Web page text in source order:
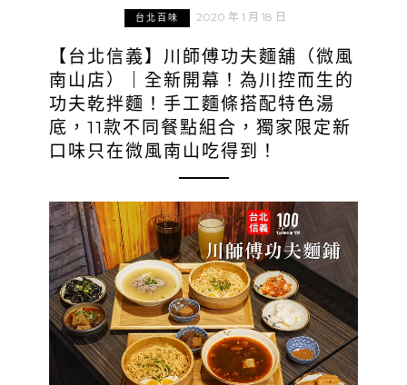
台北百味 2020 年 1 月 18 日
【台北信義】川師傅功夫麵舖（微風
南山店）｜全新開幕！為川控而生的
功夫乾拌麵！手工麵條搭配特色湯
底，11款不同餐點組合，獨家限定新
口味只在微風南山吃得到！